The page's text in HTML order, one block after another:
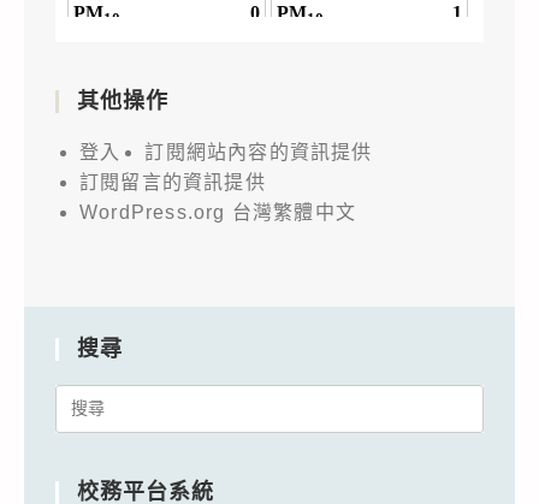
其他操作
登入
訂閱網站內容的資訊提供
訂閱留言的資訊提供
WordPress.org 台灣繁體中文
搜尋
Search
校務平台系統